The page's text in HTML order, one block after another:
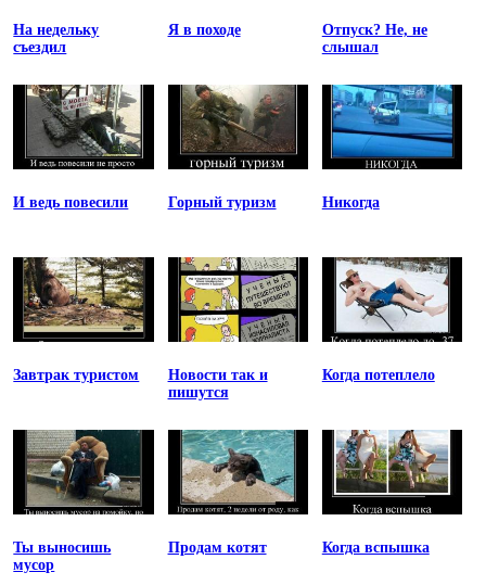
На недельку
съездил
Я в походе
Отпуск? Не, не
слышал
И ведь повесили Горный туризм Никогда
Завтрак туристом
Новости так и
пишутся
Когда потеплело
Ты выносишь
мусор
Продам котят Когда вспышка